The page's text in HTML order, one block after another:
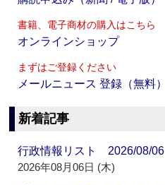
書籍、電子商材の購入はこちら
オンラインショップ
まずはご登録ください
メールニュース 登録（無料）
新着記事
行政情報リスト 2026/08/06
2026年08月06日 (木)